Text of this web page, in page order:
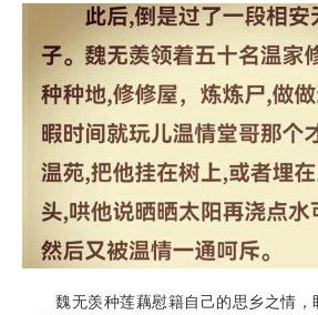
魏无羡种莲藕慰籍自己的思乡之情